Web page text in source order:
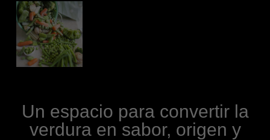
Un espacio para convertir la
verdura en sabor, origen y